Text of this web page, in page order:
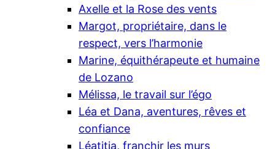
Axelle et la Rose des vents
Margot, propriétaire, dans le
respect, vers l’harmonie
Marine, équithérapeute et humaine
de Lozano
Mélissa, le travail sur l’égo
Léa et Dana, aventures, rêves et
confiance
Léatitia, franchir les murs